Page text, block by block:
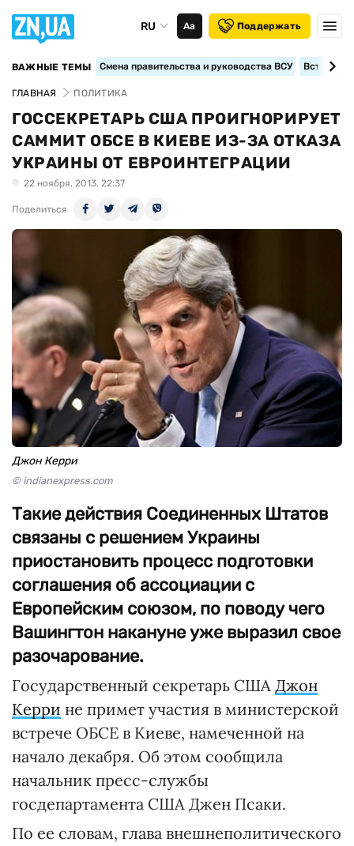
RU Аа Поддержать
ВАЖНЫЕ ТЕМЫ Смена правительства и руководства ВСУ
ГЛАВНАЯ ПОЛИТИКА
ГОССЕКРЕТАРЬ США ПРОИГНОРИРУЕТ
САММИТ ОБСЕ В КИЕВЕ ИЗ-ЗА ОТКАЗА
УКРАИНЫ ОТ ЕВРОИНТЕГРАЦИИ
22 ноября, 2013, 22:37
Поделиться
Джон Керри
© indianexpress.com
Такие действия Соединенных Штатов
связаны с решением Украины
приостановить процесс подготовки
соглашения об ассоциации с
Европейским союзом, по поводу чего
Вашингтон накануне уже выразил свое
разочарование.
Государственный секретарь США Джон
Керри не примет участия в министерской
встрече ОБСЕ в Киеве, намеченной на
начало декабря. Об этом сообщила
начальник пресс-службы
госдепартамента США Джен Псаки.
По ее словам, глава внешнеполитического